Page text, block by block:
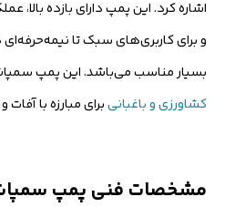
اشاره کرد. این پمپ دارای بازده بالا،
و برای کاربری‌های سبک تا
بسیار مناسب می‌باشد. این پمپ
کشاورزی و باغبانیبرای مبارزه با
مشخصات فنی پمپ